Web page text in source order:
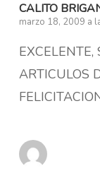
CALITO
marzo 18, 2009 a
EXCELENTE,
ARTICULOS